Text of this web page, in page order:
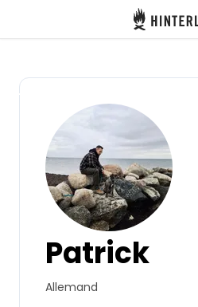
Hinterland
Se connecter
Créer un compte
Devenir hôte·sse
Emplacements
Patrick
Allemand